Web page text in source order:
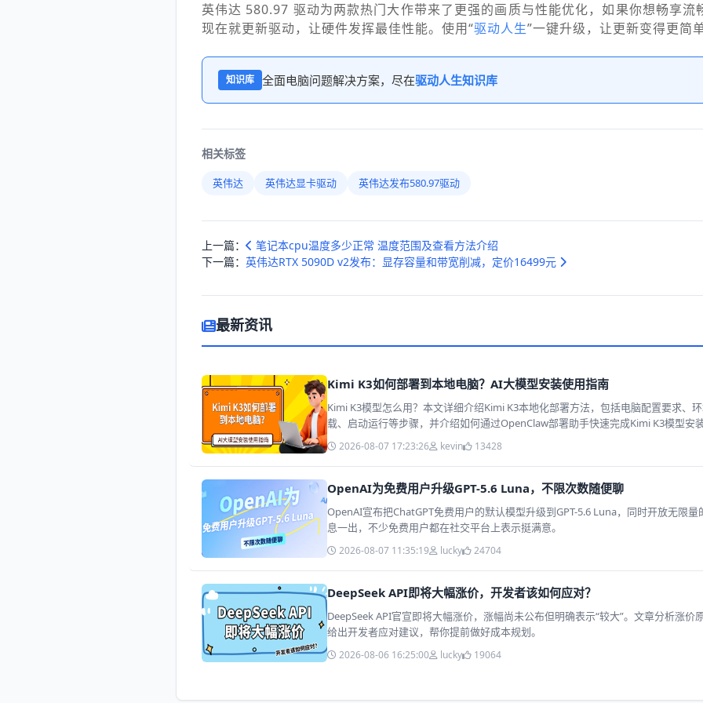
英伟达 580.97 驱动为两款热门大作带来了更强的画质与性能优化，如果你想畅享流
现在就更新驱动，让硬件发挥最佳性能。使用“驱动人生”一键升级，让更新变得更简
知识库 全面电脑问题解决方案，尽在驱动人生知识库
相关标签
英伟达 英伟达显卡驱动 英伟达发布580.97驱动
上一篇：
笔记本cpu温度多少正常 温度范围及查看方法介绍
下一篇： 英伟达RTX 5090D v2发布：显存容量和带宽削减，定价16499元
最新资讯
Kimi K3如何部署到本地电脑？AI大模型安装使用指南
Kimi K3模型怎么用？本文详细介绍Kimi K3本地化部署方法，包括电脑配置要求、
载、启动运行等步骤，并介绍如何通过OpenClaw部署助手快速完成Kimi K3模型安
也能轻松体验本地AI大模型。
2026-08-07 17:23:26 kevin 13428
OpenAI为免费用户升级GPT-5.6 Luna，不限次数随便聊
OpenAI宣布把ChatGPT免费用户的默认模型升级到GPT-5.6 Luna，同时开放无限
息一出，不少免费用户都在社交平台上表示挺满意。
2026-08-07 11:35:19 lucky 24704
DeepSeek API即将大幅涨价，开发者该如何应对？
DeepSeek API官宣即将大幅涨价，涨幅尚未公布但明确表示“较大”。文章分析涨价
给出开发者应对建议，帮你提前做好成本规划。
2026-08-06 16:25:00 lucky 19064